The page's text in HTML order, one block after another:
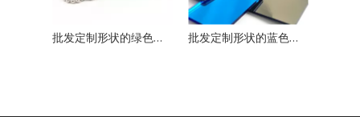
批发定制形状的绿色丙烯酸镜高亮度镜头面板，用于手工艺品展示和装饰 批发定制形状的蓝色丙烯酸镜高亮镜，用于手工艺品显示和装饰